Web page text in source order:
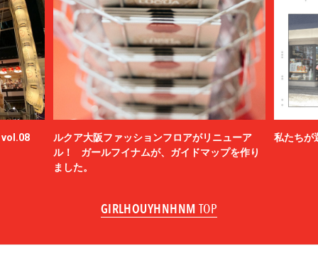
BERLUTI
BLACKBIRD
BlackEyePatch
BlackWeirdos
BLAHW
BLANC
Blanc YM
BOTTEGA VENETA
vol.08
ルクア大阪ファッションフロアがリニューア
ル！ ガールフイナムが、ガイドマップを作り
ました。
私たちが
GIRLHOUYHNHNM TOP